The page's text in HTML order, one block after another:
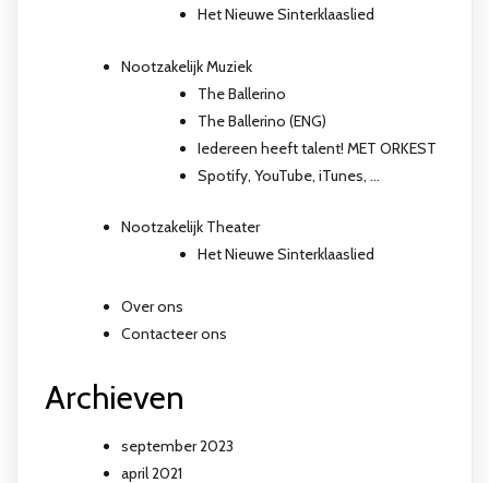
Het Nieuwe Sinterklaaslied
Nootzakelijk Muziek
The Ballerino
The Ballerino (ENG)
Iedereen heeft talent! MET ORKEST
Spotify, YouTube, iTunes, …
Nootzakelijk Theater
Het Nieuwe Sinterklaaslied
Over ons
Contacteer ons
Archieven
september 2023
april 2021